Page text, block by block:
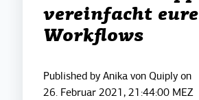
vereinfacht eure
Workflows
Published byAnika von Quiplyon
26. Februar 2021, 21:44:00 MEZ